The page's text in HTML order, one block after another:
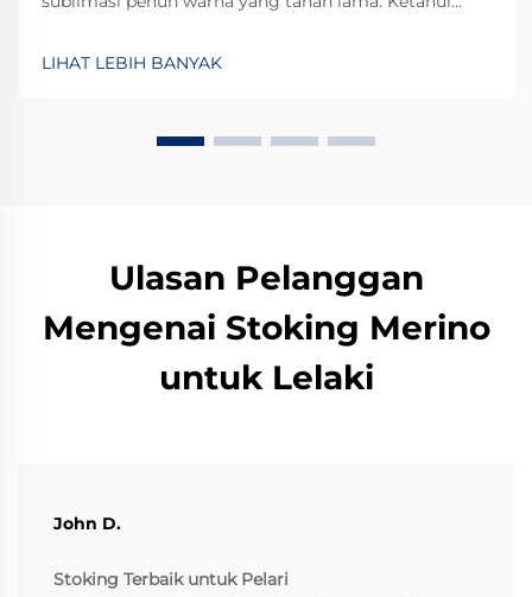
LIHAT LEBIH BANYAK
Ulasan Pelanggan
Mengenai Stoking Merino
untuk Lelaki
John D.
Stoking Terbaik untuk Pelari